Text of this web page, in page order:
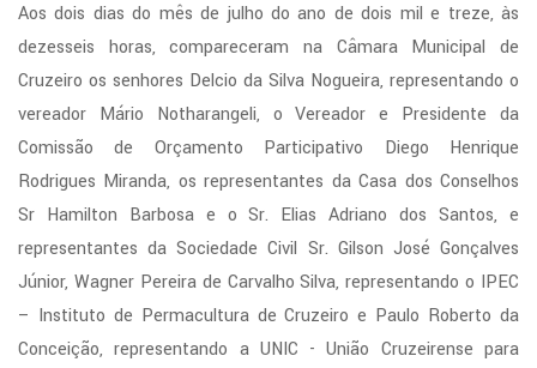
Aos dois dias do mês de julho do ano de dois mil e treze, às
dezesseis horas, compareceram na Câmara Municipal de
Cruzeiro os senhores Delcio da Silva Nogueira, representando o
vereador Mário Notharangeli, o Vereador e Presidente da
Comissão de Orçamento Participativo Diego Henrique
Rodrigues Miranda, os representantes da Casa dos Conselhos
Sr Hamilton Barbosa e o Sr. Elias Adriano dos Santos, e
representantes da Sociedade Civil Sr. Gilson José Gonçalves
Júnior, Wagner Pereira de Carvalho Silva, representando o IPEC
– Instituto de Permacultura de Cruzeiro e Paulo Roberto da
Conceição, representando a UNIC - União Cruzeirense para